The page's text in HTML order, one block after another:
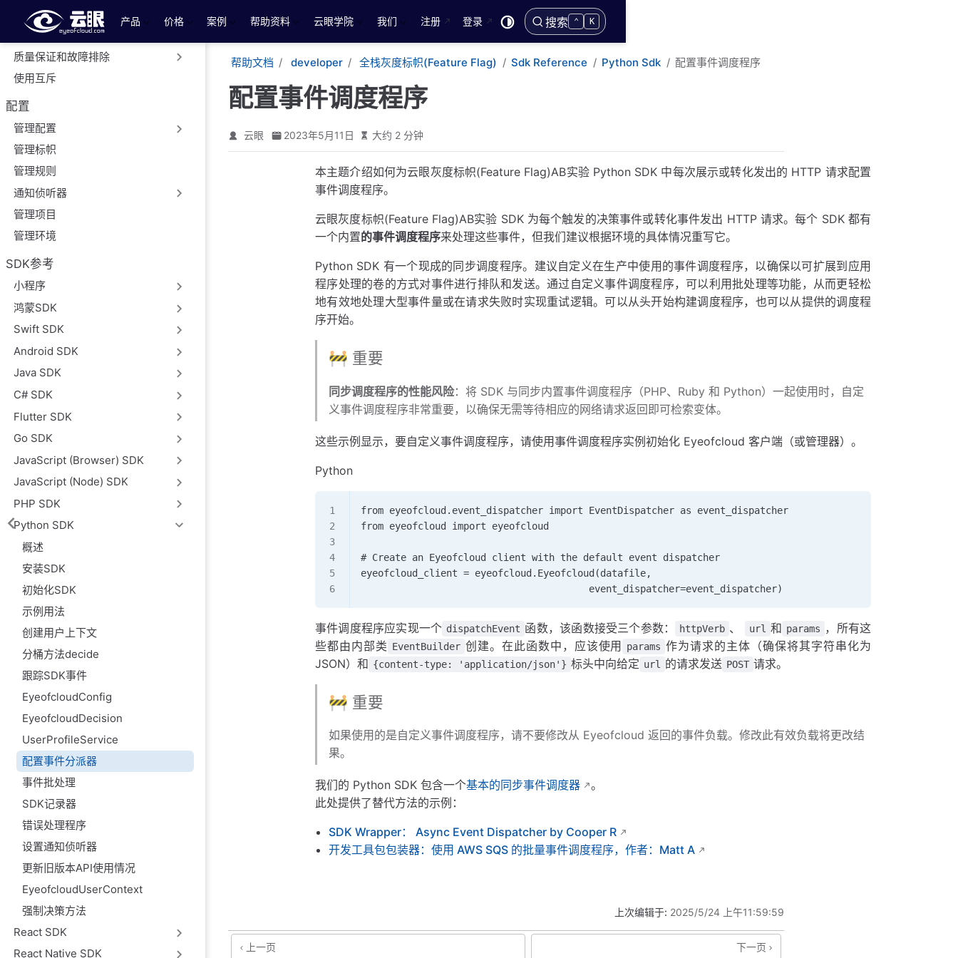
跳至主要內容
产品
价格 案例 帮助资料 云眼学院 我们 注册 登录 搜索 ⌃ K
运行云眼多臂老虎机
分析结果
质量保证和故障排除
使用互斥
配置
管理配置
管理标帜
管理规则
通知侦听器
管理项目
管理环境
SDK参考
小程序
鸿蒙SDK
Swift SDK
Android SDK
Java SDK
C# SDK
Flutter SDK
Go SDK
JavaScript (Browser) SDK
JavaScript (Node) SDK
PHP SDK
Python SDK
概述
安装SDK
初始化SDK
示例用法
创建用户上下文
分桶方法decide
跟踪SDK事件
EyeofcloudConfig
EyeofcloudDecision
UserProfileService
配置事件分派器
事件批处理
SDK记录器
错误处理程序
设置通知侦听器
更新旧版本API使用情况
EyeofcloudUserContext
强制决策方法
React SDK
React Native SDK
帮助文档 developer 全栈灰度标帜(Feature Flag) Sdk Reference Python Sdk 配置事件调度程序
配置事件调度程序
云眼 2023年5月11日 大约 2 分钟
本主题介绍如何为云眼灰度标帜(Feature Flag)AB实验 Python SDK 中每次展示或转化发出的 HTTP 请求配置
事件调度程序。
云眼灰度标帜(Feature Flag)AB实验 SDK 为每个触发的决策事件或转化事件发出 HTTP 请求。每个 SDK 都有
一个内置的事件调度程序来处理这些事件，但我们建议根据环境的具体情况重写它。
Python SDK 有一个现成的同步调度程序。建议自定义在生产中使用的事件调度程序，以确保以可扩展到应用
程序处理的卷的方式对事件进行排队和发送。通过自定义事件调度程序，可以利用批处理等功能，从而更轻松
地有效地处理大型事件量或在请求失败时实现重试逻辑。可以从头开始构建调度程序，也可以从提供的调度程
序开始。
🚧 重要
同步调度程序的性能风险：将 SDK 与同步内置事件调度程序（PHP、Ruby 和 Python）一起使用时，自定
义事件调度程序非常重要，以确保无需等待相应的网络请求返回即可检索变体。
这些示例显示，要自定义事件调度程序，请使用事件调度程序实例初始化 Eyeofcloud 客户端（或管理器）。
Python
from eyeofcloud.event_dispatcher import EventDispatcher as event_dispatcher
from eyeofcloud import eyeofcloud
# Create an Eyeofcloud client with the default event dispatcher
eyeofcloud_client = eyeofcloud.Eyeofcloud(datafile,
                                        event_dispatcher=event_dispatcher)
事件调度程序应实现一个 dispatchEvent 函数，该函数接受三个参数： httpVerb 、 url 和 params ，所有这
些都由内部类 EventBuilder 创建。在此函数中，应该使用 params 作为请求的主体（确保将其字符串化为
JSON）和 {content-type: 'application/json'} 标头中向给定 url 的请求发送 POST 请求。
🚧 重要
如果使用的是自定义事件调度程序，请不要修改从 Eyeofcloud 返回的事件负载。修改此有效负载将更改结
果。
我们的 Python SDK 包含一个基本的同步事件调度器
。
此处提供了替代方法的示例：
SDK Wrapper： Async Event Dispatcher by Cooper R
开发工具包包装器：使用 AWS SQS 的批量事件调度程序，作者：Matt A
上次编辑于: 2025/5/24 上午11:59:59
上一页 下一页